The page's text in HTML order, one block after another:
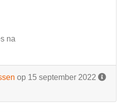
na
op 15 september 2022